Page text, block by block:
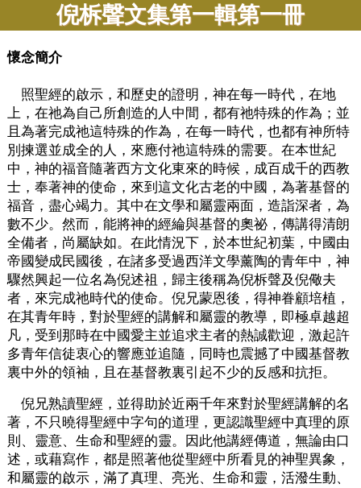
倪柝聲文集第一輯第一冊
懷念簡介
照聖經的啟示，和歷史的證明，神在每一時代，在地
上，在祂為自己所創造的人中間，都有祂特殊的作為；並
且為著完成祂這特殊的作為，在每一時代，也都有神所特
別揀選並成全的人，來應付祂這特殊的需要。在本世紀
中，神的福音隨著西方文化東來的時候，成百成千的西教
士，奉著神的使命，來到這文化古老的中國，為著基督的
福音，盡心竭力。其中在文學和屬靈兩面，造詣深者，為
數不少。然而，能將神的經綸與基督的奧祕，傳講得清朗
全備者，尚屬缺如。在此情況下，於本世紀初葉，中國由
帝國變成民國後，在諸多受過西洋文學薰陶的青年中，神
驟然興起一位名為倪述祖，歸主後稱為倪柝聲及倪儆夫
者，來完成祂時代的使命。倪兄蒙恩後，得神眷顧培植，
在其青年時，對於聖經的講解和屬靈的教導，即極卓越超
凡，受到那時在中國愛主並追求主者的熱誠歡迎，激起許
多青年信徒衷心的響應並追隨，同時也震撼了中國基督教
裏中外的領袖，且在基督教裏引起不少的反感和抗拒。
倪兄熟讀聖經，並得助於近兩千年來對於聖經講解的名
著，不只曉得聖經中字句的道理，更認識聖經中真理的原
則、靈意、生命和聖經的靈。因此他講經傳道，無論由口
述，或藉寫作，都是照著他從聖經中所看見的神聖異象，
和屬靈的啟示，滿了真理、亮光、生命和靈，活潑生動、